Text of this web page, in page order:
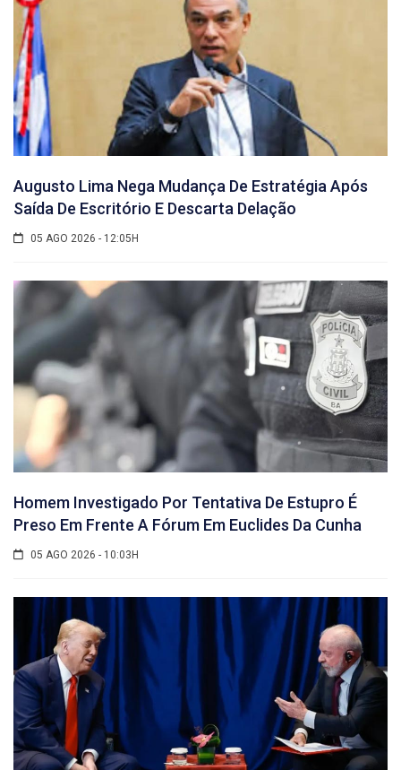
Augusto Lima Nega Mudança De Estratégia Após
Saída De Escritório E Descarta Delação
05 AGO 2026 - 12:05H
Homem Investigado Por Tentativa De Estupro É
Preso Em Frente A Fórum Em Euclides Da Cunha
05 AGO 2026 - 10:03H